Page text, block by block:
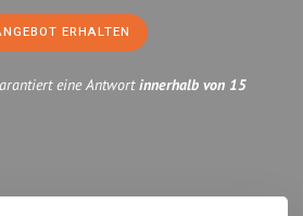
ERHALTEN
eine Antwortinnerhalb von 15